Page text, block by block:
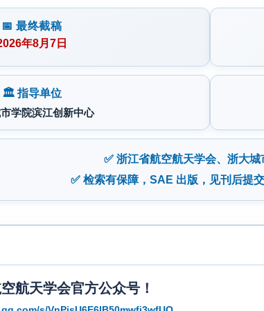
📅 最终截稿
年8月7日
🏛️ 指导单位
学院滨江创新中心
✅ 浙江省航空航天学会、浙大
✅ 检索有保障，SAE 出版，见刊后提
航天学会官方公众号！